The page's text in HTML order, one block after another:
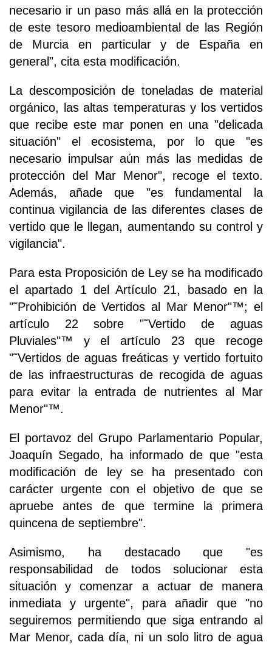
necesario ir un paso más allá en la protección
de este tesoro medioambiental de las Región
de Murcia en particular y de España en
general", cita esta modificación.
La descomposición de toneladas de material
orgánico, las altas temperaturas y los vertidos
que recibe este mar ponen en una "delicada
situación" el ecosistema, por lo que "es
necesario impulsar aún más las medidas de
protección del Mar Menor", recoge el texto.
Además, añade que "es fundamental la
continua vigilancia de las diferentes clases de
vertido que le llegan, aumentando su control y
vigilancia".
Para esta Proposición de Ley se ha modificado
el apartado 1 del Artículo 21, basado en la
"˜Prohibición de Vertidos al Mar Menor"™; el
artículo 22 sobre "˜Vertido de aguas
Pluviales"™ y el artículo 23 que recoge
"˜Vertidos de aguas freáticas y vertido fortuito
de las infraestructuras de recogida de aguas
para evitar la entrada de nutrientes al Mar
Menor"™.
El portavoz del Grupo Parlamentario Popular,
Joaquín Segado, ha informado de que "esta
modificación de ley se ha presentado con
carácter urgente con el objetivo de que se
apruebe antes de que termine la primera
quincena de septiembre".
Asimismo, ha destacado que "es
responsabilidad de todos solucionar esta
situación y comenzar a actuar de manera
inmediata y urgente", para añadir que "no
seguiremos permitiendo que siga entrando al
Mar Menor, cada día, ni un solo litro de agua